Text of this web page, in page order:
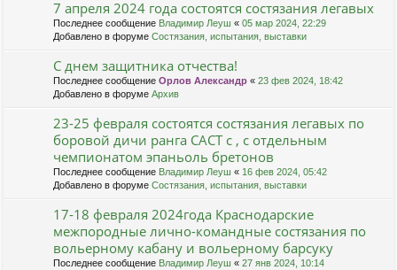
7 апреля 2024 года состоятся состязания легавых
Последнее сообщение Владимир Леуш « 05 мар 2024, 22:29
Добавлено в форуме Состязания, испытания, выставки
С днем защитника отчества!
Последнее сообщение Орлов Александр « 23 фев 2024, 18:42
Добавлено в форуме Архив
23-25 февраля состоятся состязания легавых по
боровой дичи ранга САСТ с , с отдельным
чемпионатом эпаньоль бретонов
Последнее сообщение Владимир Леуш « 16 фев 2024, 05:42
Добавлено в форуме Состязания, испытания, выставки
17-18 февраля 2024года Краснодарские
межпородные лично-командные состязания по
вольерному кабану и вольерному барсуку
Последнее сообщение Владимир Леуш « 27 янв 2024, 10:14